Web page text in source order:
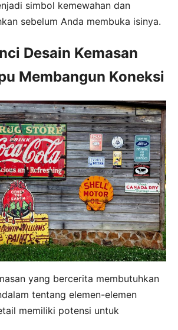
simbol kemewahan dan
sebelum Anda membuka isinya.
Desain Kemasan
Membangun Koneksi
yang bercerita membutuhkan
tentang elemen-elemen
memiliki potensi untuk